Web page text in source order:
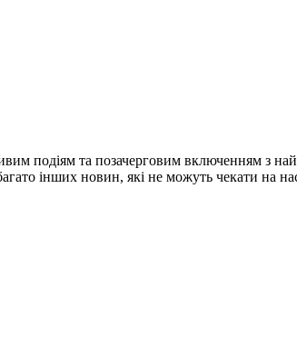
подіям та позачерговим включенням з
інших новин, які не можуть чекати на